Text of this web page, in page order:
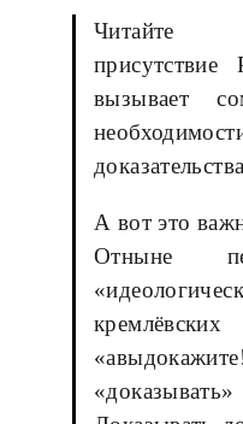
Читайте
вызывает
А вот это
Отныне